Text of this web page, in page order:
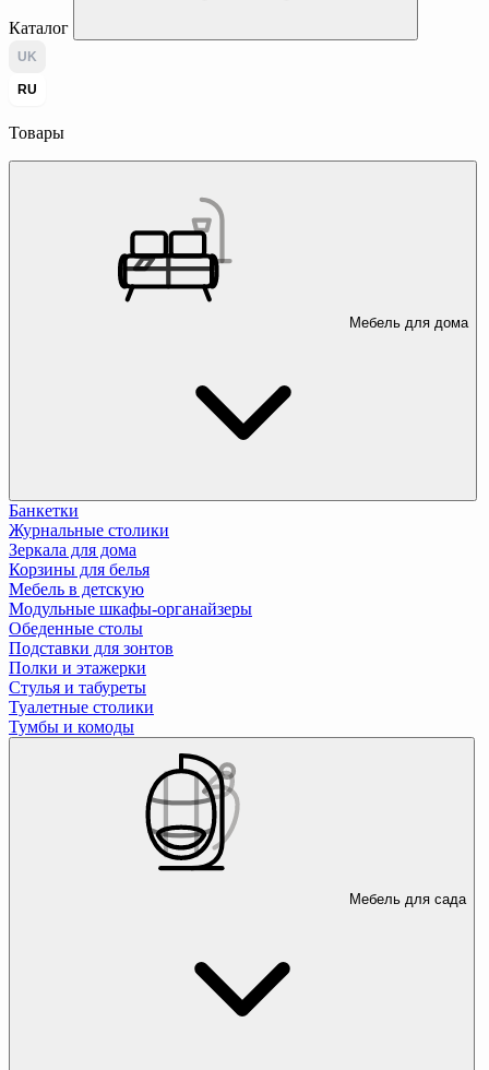
Каталог
UK
RU
Товары
Мебель для дома
Банкетки
Журнальные столики
Зеркала для дома
Корзины для белья
Мебель в детскую
Модульные шкафы-органайзеры
Обеденные столы
Подставки для зонтов
Полки и этажерки
Стулья и табуреты
Туалетные столики
Тумбы и комоды
Мебель для сада